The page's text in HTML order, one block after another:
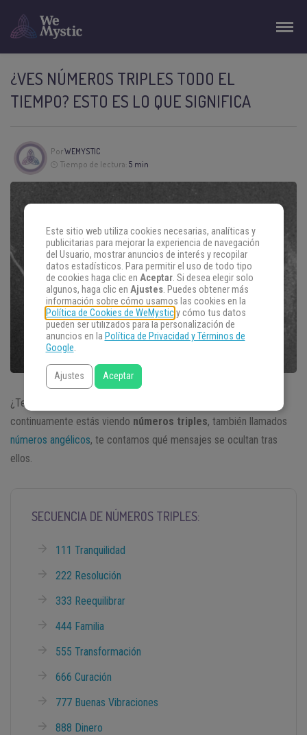
¿VES NÚMEROS TRIPLES TODO EL
TIEMPO? ESTO ES LO QUE SIGNIFICA
PorWEMYSTIC
Tiempo de lectura: 5 min
¿Te ha pasado ver repetidamente los mismos números? Si
continuamente estás viendo números triples, también llamados
números angélicos, te contamos qué mensajes se ocultan tras
ellos.
SECUENCIA DE NÚMEROS TRIPLES:
111 Tranquilidad
222 Resolución
333 Reequilibrar
444 Familia
555 Transformación
666 Curación
777 Buenas Vibraciones
888 Dinero
Este sitio web utiliza cookies necesarias, analíticas y
publicitarias para mejorar la experiencia de navegación
del Usuario, mostrar anuncios de interés y recopilar
datos estadísticos. Para permitir el uso de todo tipo
de cookies haga clic en Aceptar. Si desea elegir solo
algunos, haga clic en Ajustes. Puedes obtener más
información sobre cómo usamos las cookies en la
Política de Cookies de WeMysticy cómo tus datos
pueden ser utilizados para la personalización de
anuncios en la Política de Privacidad y Términos de
Google.
Ajustes Aceptar